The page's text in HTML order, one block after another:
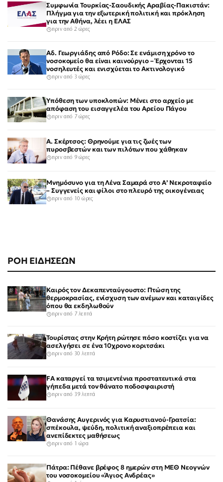
ΡΟΗ ΕΙΔΗΣΕΩΝ
Καιρός τον Δεκαπενταύγουστο: Πτώση της
θερμοκρασίας, ενίσχυση των ανέμων και καταιγίδες
όπου θα εκδηλωθούν
πριν από 7 λεπτά
Τουρίστας στην Κρήτη ρώτησε πόσο κοστίζει για να
ασελγήσει σε ένα 10χρονο κοριτσάκι
πριν από 30 λεπτά
FA καταργεί τα τσιμεντένια προστατευτικά στα
γήπεδα μετά τον θάνατο ποδοσφαιριστή
πριν από 39 λεπτά
Θανάσης Αυγερινός για Καρυστιανού-Γρατσία:
σπέκουλα, ψεύδη, πολιτική αναξιοπρέπεια και
ανεπίδεκτες μαθήσεως
πριν από 1 ώρα
Πάτρα: Πέθανε βρέφος 8 ημερών στη ΜΕΘ Νεογνών
του νοσοκομείου «Άγιος Ανδρέας»
Συμφωνία Τουρκίας-Σαουδικής Αραβίας-Πακιστάν:
Πλήγμα για την εξωτερική πολιτική και πρόκληση
για την Αθήνα, λέει η ΕΛΑΣ
πριν από 2 ώρες
Αδ. Γεωργιάδης από Ρόδο: Σε ενάμιση χρόνο το
νοσοκομείο θα είναι καινούργιο – Έρχονται 15
νοσηλευτές και ενισχύεται το Ακτινολογικό
πριν από 3 ώρες
Υπόθεση των υποκλοπών: Μένει στο αρχείο με
απόφαση του εισαγγελέα του Αρείου Πάγου
πριν από 7 ώρες
Α. Σκέρτσος: Θρηνούμε για τις ζωές των
πυροσβεστών και των πιλότων που χάθηκαν
πριν από 9 ώρες
Μνημόσυνο για τη Λένα Σαμαρά στο Α’ Νεκροταφείο
– Συγγενείς και φίλοι στο πλευρό της οικογένειας
πριν από 10 ώρες